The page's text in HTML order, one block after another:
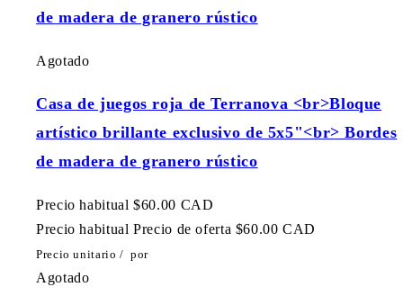
de madera de granero rústico
Agotado
Casa de juegos roja de Terranova <br>Bloque
artístico brillante exclusivo de 5x5"<br> Bordes
de madera de granero rústico
Precio habitual $60.00 CAD
Precio habitual Precio de oferta $60.00 CAD
Precio unitario / por
Agotado